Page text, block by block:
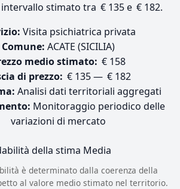
stimato tra € 135 e € 182.
Visita psichiatrica privata
Comune: ACATE (SICILIA)
medio stimato: € 158
di prezzo: € 135 — € 182
Analisi dati territoriali aggregati
Monitoraggio periodico delle
variazioni di mercato
della stima Media
è determinato dalla coerenza della
al valore medio stimato nel territorio.